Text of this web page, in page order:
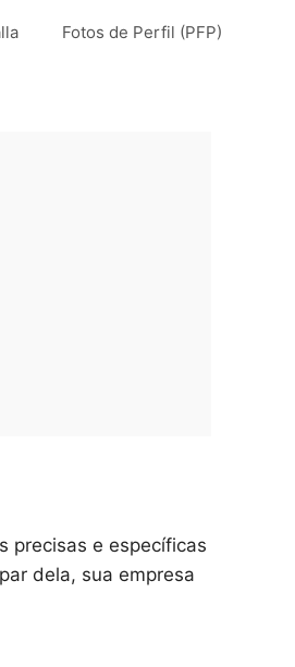
Fotos de Perfil (PFP)
precisas e específicas
dela, sua empresa